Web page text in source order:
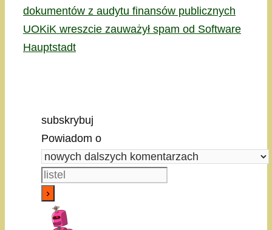
dokumentów z audytu finansów publicznych
UOKiK wreszcie zauważył spam od Software
Hauptstadt
subskrybuj
Powiadom o